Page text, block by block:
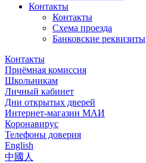
Контакты
Контакты
Схема проезда
Банковские реквизиты
Контакты
Приёмная комиссия
Школьникам
Личный кабинет
Дни открытых дверей
Интернет-магазин МАИ
Коронавирус
Телефоны доверия
English
中國人